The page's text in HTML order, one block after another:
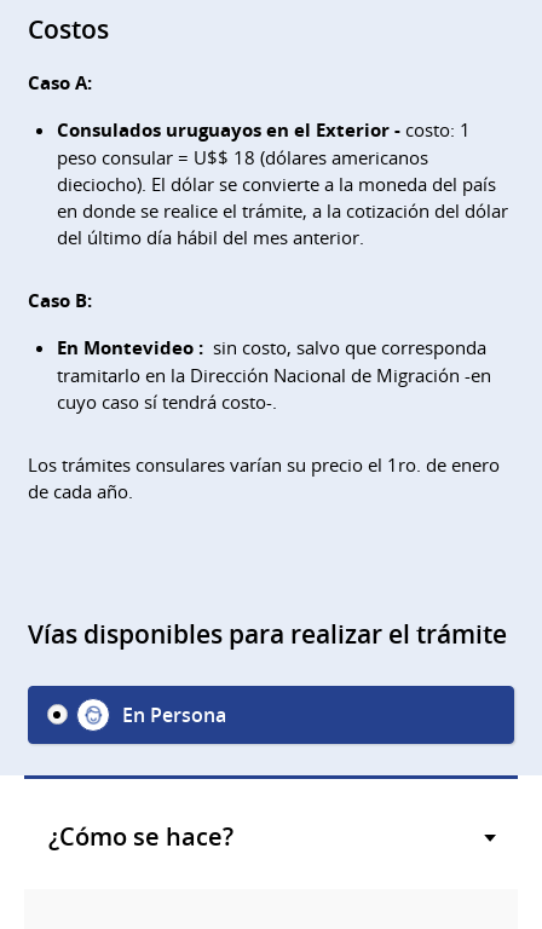
Costos
Caso A:
Consulados uruguayos en el Exterior - costo: 1
peso consular = U$$ 18 (dólares americanos
dieciocho). El dólar se convierte a la moneda del país
en donde se realice el trámite, a la cotización del dólar
del último día hábil del mes anterior.
Caso B:
En Montevideo : sin costo, salvo que corresponda
tramitarlo en la Dirección Nacional de Migración -en
cuyo caso sí tendrá costo-.
Los trámites consulares varían su precio el 1ro. de enero
de cada año.
Vías disponibles para realizar el trámite
En Persona
¿Cómo se hace?